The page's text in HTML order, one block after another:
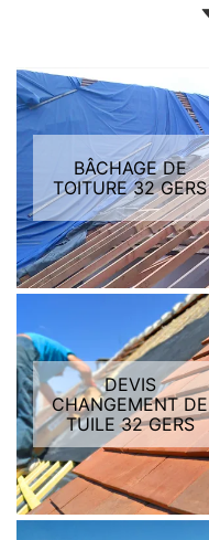
BÂCHAGE DE
TOITURE 32 GERS
DEVIS
CHANGEMENT DE
TUILE 32 GERS